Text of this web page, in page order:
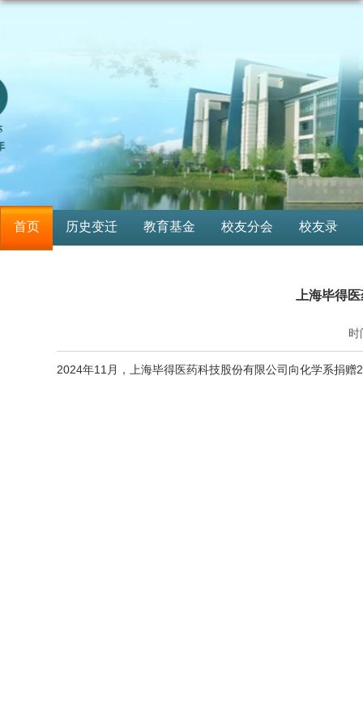
首页 历史变迁 教育基金 校友分会 校友录
上海毕得
时
2024年11月，上海毕得医药科技股份有限公司向化学系捐赠